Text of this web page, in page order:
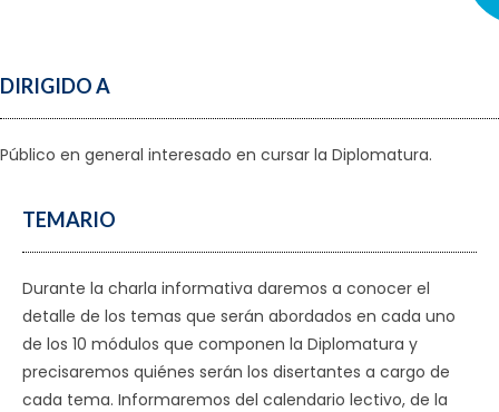
DIRIGIDO A
Público en general interesado en cursar la Diplomatura.
TEMARIO
Durante la charla informativa daremos a conocer el
detalle de los temas que serán abordados en cada uno
de los 10 módulos que componen la Diplomatura y
precisaremos quiénes serán los disertantes a cargo de
cada tema. Informaremos del calendario lectivo, de la